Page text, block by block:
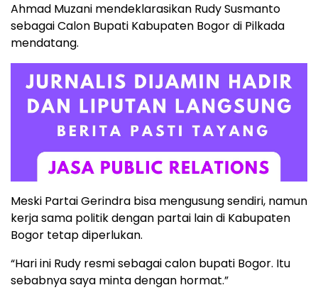
Ahmad Muzani mendeklarasikan Rudy Susmanto
sebagai Calon Bupati Kabupaten Bogor di Pilkada
mendatang.
Meski Partai Gerindra bisa mengusung sendiri, namun
kerja sama politik dengan partai lain di Kabupaten
Bogor tetap diperlukan.
“Hari ini Rudy resmi sebagai calon bupati Bogor. Itu
sebabnya saya minta dengan hormat.”